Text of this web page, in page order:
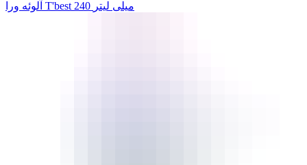
آلوئه ورا T'best 240 میلی لیتر